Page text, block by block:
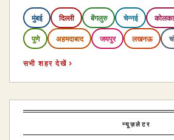
मुंबई दिल्ली बेंगलुरु चेन्नई
पुणे अहमदाबाद जयपुर लखनऊ
सभी शहर देखें ›
न्यूज़लेटर